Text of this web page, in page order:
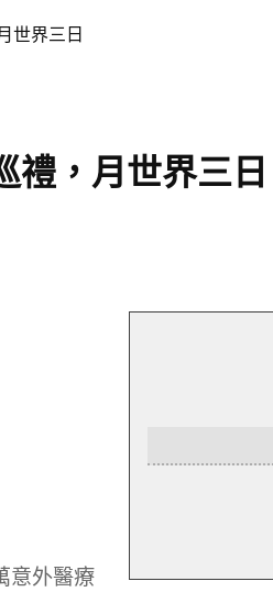
世界三日
禮，月世界三日
意外醫療